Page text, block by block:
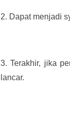
2. Dapat menjadi
3. Terakhir, jika
lancar.